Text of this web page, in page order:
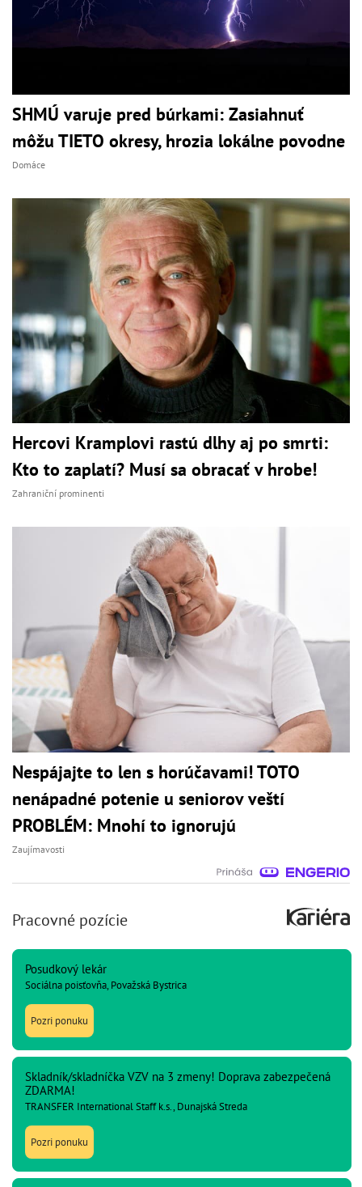
SHMÚ varuje pred búrkami: Zasiahnuť
môžu TIETO okresy, hrozia lokálne povodne
Domáce
Hercovi Kramplovi rastú dlhy aj po smrti:
Kto to zaplatí? Musí sa obracať v hrobe!
Zahraniční prominenti
Nespájajte to len s horúčavami! TOTO
nenápadné potenie u seniorov veští
PROBLÉM: Mnohí to ignorujú
Zaujímavosti
Pracovné pozície
Posudkový lekár
Sociálna poisťovňa, Považská Bystrica
Pozri ponuku
Skladník/skladníčka VZV na 3 zmeny! Doprava zabezpečená
ZDARMA!
TRANSFER International Staff k.s., Dunajská Streda
Pozri ponuku